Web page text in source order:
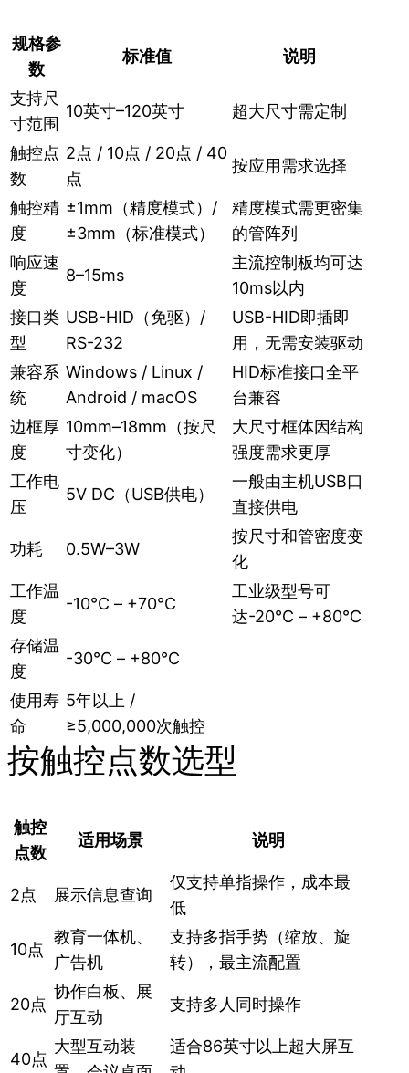
规格参
数
标准值 说明
支持尺
寸范围
10英寸–120英寸 超大尺寸需定制
触控点
数
2点 / 10点 / 20点 / 40
点
按应用需求选择
触控精
度
±1mm（精度模式）/
±3mm（标准模式）
精度模式需更密集
的管阵列
响应速
度
8–15ms
主流控制板均可达
10ms以内
接口类
型
USB-HID（免驱）/
RS-232
USB-HID即插即
用，无需安装驱动
兼容系
统
Windows / Linux /
Android / macOS
HID标准接口全平
台兼容
边框厚
度
10mm–18mm（按尺
寸变化）
大尺寸框体因结构
强度需求更厚
工作电
压
5V DC（USB供电）
一般由主机USB口
直接供电
功耗 0.5W–3W
按尺寸和管密度变
化
工作温
度
-10℃ – +70℃
工业级型号可
达-20℃ – +80℃
存储温
度
-30℃ – +80℃
使用寿
命
5年以上 /
≥5,000,000次触控
按触控点数选型
触控
点数
适用场景 说明
2点 展示信息查询
仅支持单指操作，成本最
低
10点
教育一体机、
广告机
支持多指手势（缩放、旋
转），最主流配置
20点
协作白板、展
厅互动
支持多人同时操作
40点
大型互动装
适合86英寸以上超大屏互